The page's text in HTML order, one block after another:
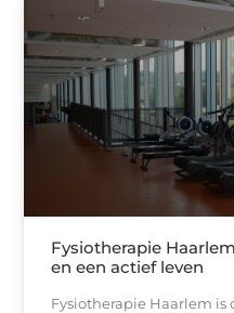
Fysiotherapie
en een actief leven
Fysiotherapie Haarlem is